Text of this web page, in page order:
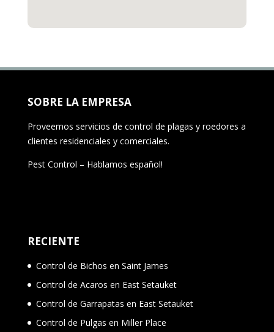
SOBRE LA EMPRESA
Proveemos servicios de control de plagas y roedores a
clientes residenciales y comerciales.
Pest Control – Hablamos español!
RECIENTE
Control de Bichos en Saint James
Control de Acaros en East Setauket
Control de Garrapatas en East Setauket
Control de Pulgas en Miller Place